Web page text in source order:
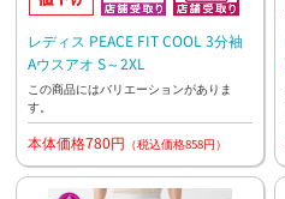
レディス PEACE FIT COOL 3分袖
Aウスアオ S～2XL
この商品にはバリエーションがありま
す。
本体価格780円 （税込価格858円）